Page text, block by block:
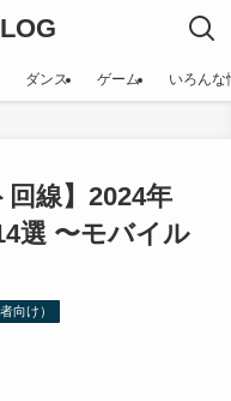
ダンス ゲーム いろんな
回線】2024年
選 〜モバイル
向け）